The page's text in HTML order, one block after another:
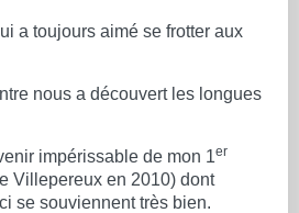
a toujours aimé se frotter aux
nous a découvert les longues
impérissable de mon 1er
Villepereux en 2010) dont
se souviennent très bien.